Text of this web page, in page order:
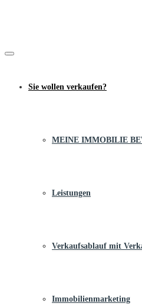
Sie wollen verkaufen?
MEINE IMMOBILIE
Leistungen
Verkaufsablauf mit
Immobilienmarketing